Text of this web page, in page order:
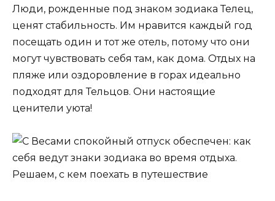
Люди, рожденные под знаком зодиака Телец,
ценят стабильность. Им нравится каждый год
посещать один и тот же отель, потому что они
могут чувствовать себя там, как дома. Отдых на
пляже или оздоровление в горах идеально
подходят для Тельцов. Они настоящие
ценители уюта!